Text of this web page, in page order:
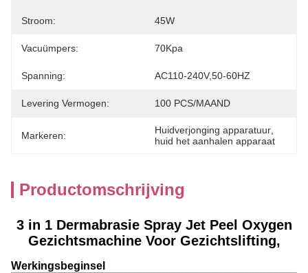
Stroom: 45W
Vacuümpers: 70Kpa
Spanning: AC110-240V,50-60HZ
Levering Vermogen: 100 PCS/MAAND
Markeren: Huidverjonging apparatuur
huid het aanhalen apparaat
Productomschrijving
3 in 1 Dermabrasie Spray Jet Peel Oxygen
Gezichtsmachine Voor Gezichtslifting,
Werkingsbeginsel